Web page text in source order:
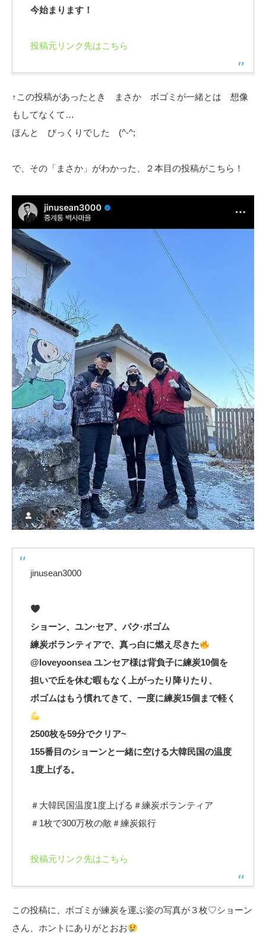
今始まります！
投稿元リンク先はこちら
↑この投稿があったとき まさか ボゴミが一緒とは 想像
もしてなくて…
ほんと びっくりでした (^-^;
で、その「まさか」がわかった、２本目の投稿がこちら！
jinusean3000
ショーン、ユン·セア、パク·ボゴム
練炭ボランティアで、真っ白に燃え尽きた
@loveyoonsea ユンセア様は背負子に練炭10個を
担いで丘を休む暇もなく上がったり降りたり、
ボゴムはもう慣れてきて、一度に練炭15個まで軽く
2500枚を59分でクリア~
155番目のショーンと一緒に空ける大韓民国の温度
1度上げる。
＃大韓民国温度1度上げる＃練炭ボランティア
＃1枚で300万枚の敵＃練炭銀行
投稿元リンク先はこちら
この投稿に、ボゴミが練炭を運ぶ姿の写真が３枚♡ショーン
さん、ホントにありがとおお